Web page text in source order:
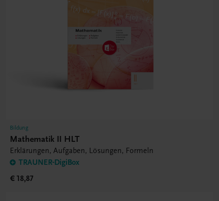
Bildung
Mathematik II HLT
Erklärungen, Aufgaben, Lösungen, Formeln
TRAUNER-DigiBox
€ 18,87